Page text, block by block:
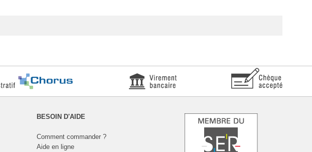
BESOIN D'AIDE
Comment commander ?
Aide en ligne